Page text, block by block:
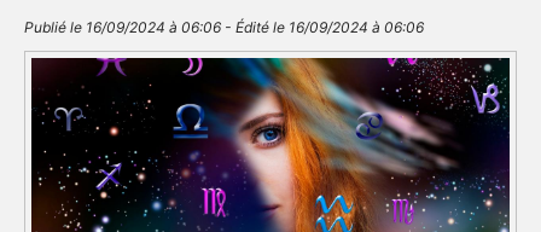
Publié le 16/09/2024 à 06:06 - Édité le 16/09/2024 à 06:06